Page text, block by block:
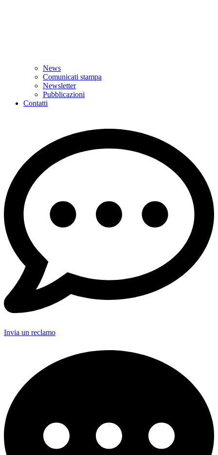
News
Comunicati stampa
Newsletter
Pubblicazioni
Contatti
Invia un reclamo